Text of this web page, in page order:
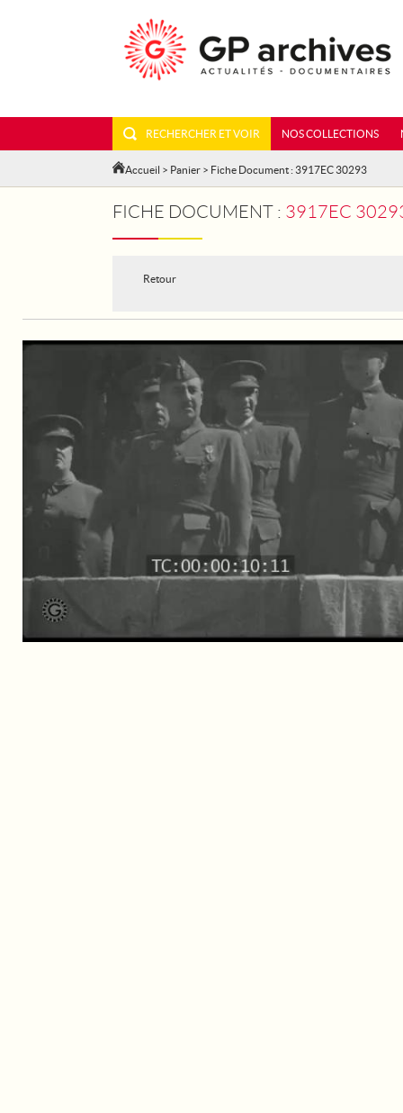
RECHERCHER ET VOIR NOS COLLECTIONS
Accueil > Panier > Fiche Document : 3917EC 30293
FICHE DOCUMENT : 3917EC 30293 -
Retour